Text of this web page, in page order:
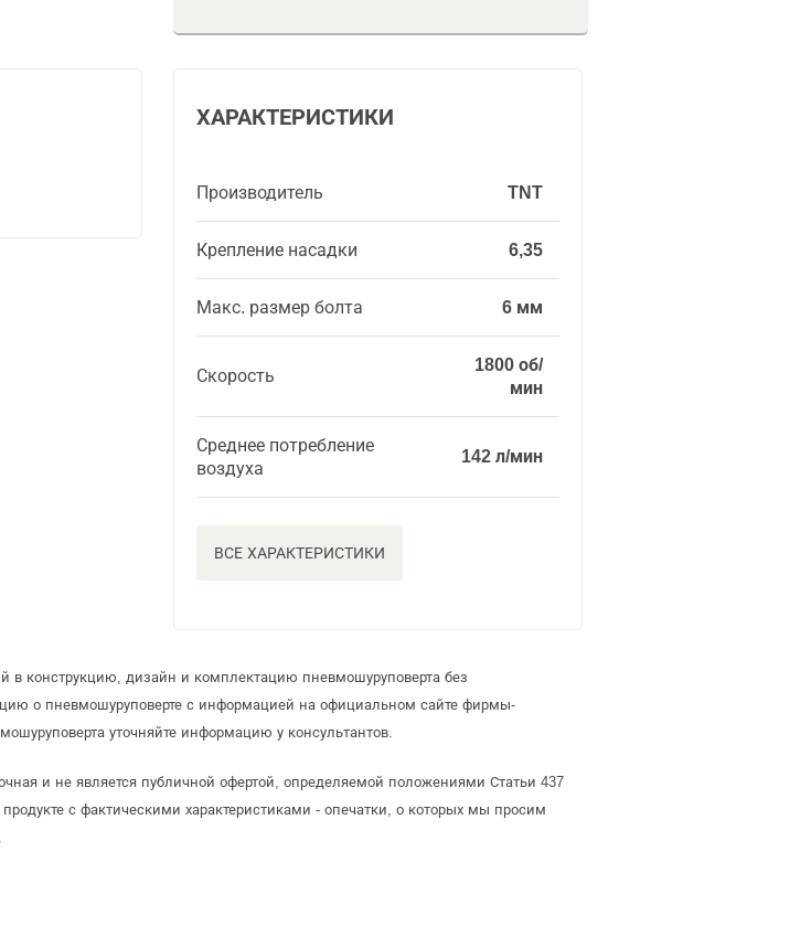
ХАРАКТЕРИСТИКИ
Производитель TNT
Крепление насадки 6,35
Макс. размер болта 6 мм
Скорость
1800 об/
мин
Среднее потребление
воздуха
142 л/мин
ВСЕ ХАРАКТЕРИСТИКИ
в конструкцию, дизайн и комплектацию пневмошуруповерта без
о пневмошуруповерте с информацией на официальном сайте фирмы-
уточняйте информацию у консультантов.
и не является публичной офертой, определяемой положениями Статьи 437
с фактическими характеристиками - опечатки, о которых мы просим